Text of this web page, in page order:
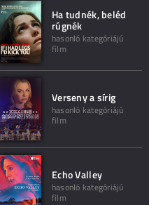
Ha tudnék, beléd
rúgnék
hasonló kategóriájú
film
Verseny a sírig
hasonló kategóriájú
film
Echo Valley
hasonló kategóriájú
film